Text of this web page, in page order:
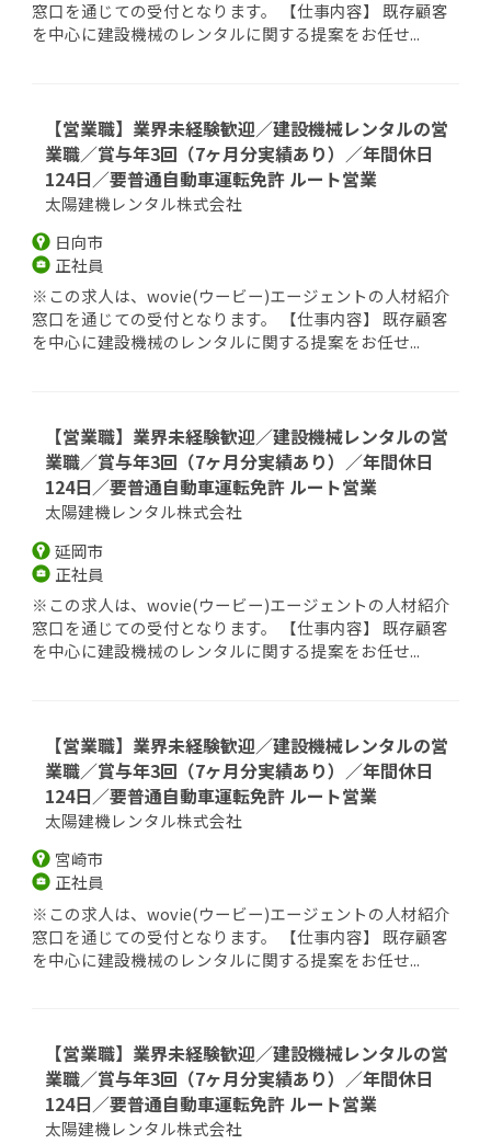
窓口を通じての受付となります。 【仕事内容】 既存顧客
を中心に建設機械のレンタルに関する提案をお任せ...
【営業職】業界未経験歓迎／建設機械レンタルの営
業職／賞与年3回（7ヶ月分実績あり）／年間休日
124日／要普通自動車運転免許 ルート営業
太陽建機レンタル株式会社
日向市
正社員
※この求人は、wovie(ウービー)エージェントの人材紹介
窓口を通じての受付となります。 【仕事内容】 既存顧客
を中心に建設機械のレンタルに関する提案をお任せ...
【営業職】業界未経験歓迎／建設機械レンタルの営
業職／賞与年3回（7ヶ月分実績あり）／年間休日
124日／要普通自動車運転免許 ルート営業
太陽建機レンタル株式会社
延岡市
正社員
※この求人は、wovie(ウービー)エージェントの人材紹介
窓口を通じての受付となります。 【仕事内容】 既存顧客
を中心に建設機械のレンタルに関する提案をお任せ...
【営業職】業界未経験歓迎／建設機械レンタルの営
業職／賞与年3回（7ヶ月分実績あり）／年間休日
124日／要普通自動車運転免許 ルート営業
太陽建機レンタル株式会社
宮崎市
正社員
※この求人は、wovie(ウービー)エージェントの人材紹介
窓口を通じての受付となります。 【仕事内容】 既存顧客
を中心に建設機械のレンタルに関する提案をお任せ...
【営業職】業界未経験歓迎／建設機械レンタルの営
業職／賞与年3回（7ヶ月分実績あり）／年間休日
124日／要普通自動車運転免許 ルート営業
太陽建機レンタル株式会社